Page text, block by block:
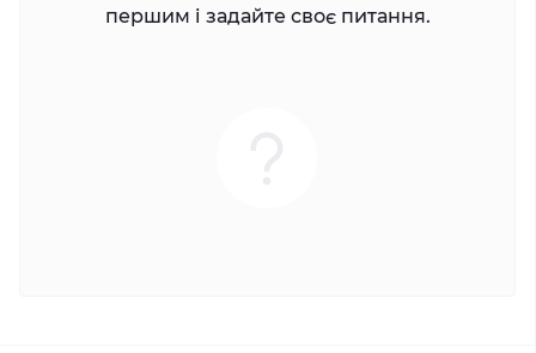
першим і задайте своє питання.